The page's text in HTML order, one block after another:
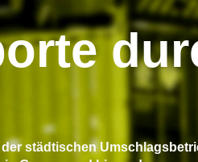
städtischen